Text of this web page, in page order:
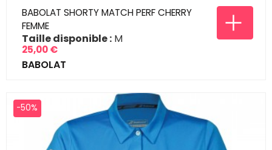
BABOLAT SHORTY MATCH PERF CHERRY
FEMME
Prix
25,00 €
Taille disponible : M
BABOLAT
-50%